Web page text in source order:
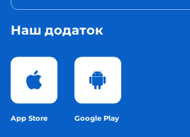
Наш додаток
App Store Google Play